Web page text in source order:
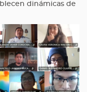
dinámicas de